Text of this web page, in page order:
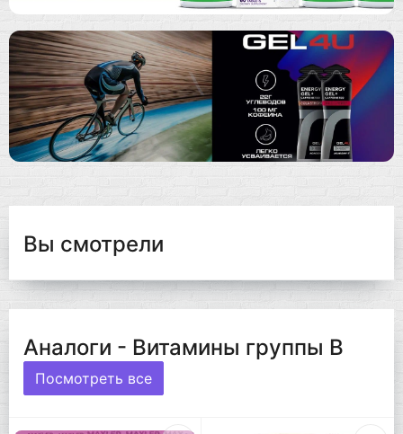
Вы смотрели
Аналоги - Витамины группы B
Посмотреть все